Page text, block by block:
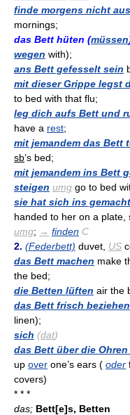
finde morgens nicht
mornings;
das Bett hüten (müssen
wegen with);
ans Bett gefesselt sein
mit dieser Grippe legst
to bed with that flu;
leg dich aufs Bett und
have a rest;
mit jemandem das Bett
sb’s bed;
mit jemandem ins Bett
steigen umg go to bed
sie hat sich ins
handed to her on a plate,
umg; → finden C
2. (Federbett) duvet, US
das Bett machen make
the bed;
die Betten lüften air the
das Bett frisch beziehen
linen);
sich (dat)
das Bett über die Ohren
up over one’s ears ( oder
covers)
* * *
das; Bett[e]s, Betten